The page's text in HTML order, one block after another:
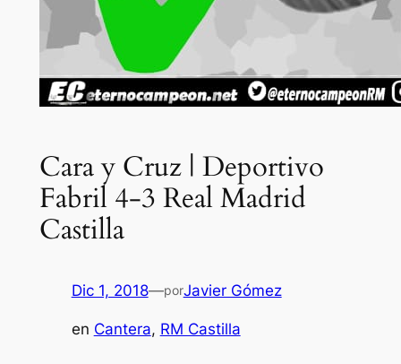
Cara y Cruz | Deportivo
Fabril 4-3 Real Madrid
Castilla
Dic 1, 2018—porJavier Gómez
en Cantera, RM Castilla